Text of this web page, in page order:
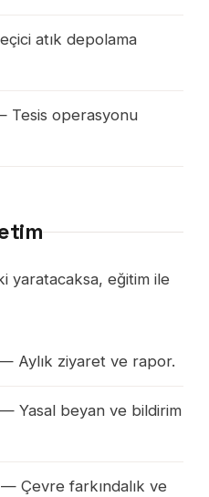
atık depolama
Tesis operasyonu
yaratacaksa, eğitim ile
Aylık ziyaret ve rapor.
— Yasal beyan ve bildirim
— Çevre farkındalık ve